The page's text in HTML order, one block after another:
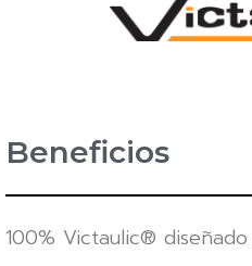
Beneficios
100% Victaulic®